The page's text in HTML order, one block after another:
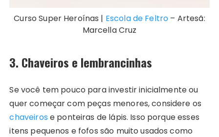
Curso Super Heroínas | Escola de Feltro – Artesã:
Marcella Cruz
3. Chaveiros e lembrancinhas
Se você tem pouco para investir inicialmente ou
quer começar com peças menores, considere os
chaveiros e ponteiras de lápis. Isso porque esses
itens pequenos e fofos são muito usados como